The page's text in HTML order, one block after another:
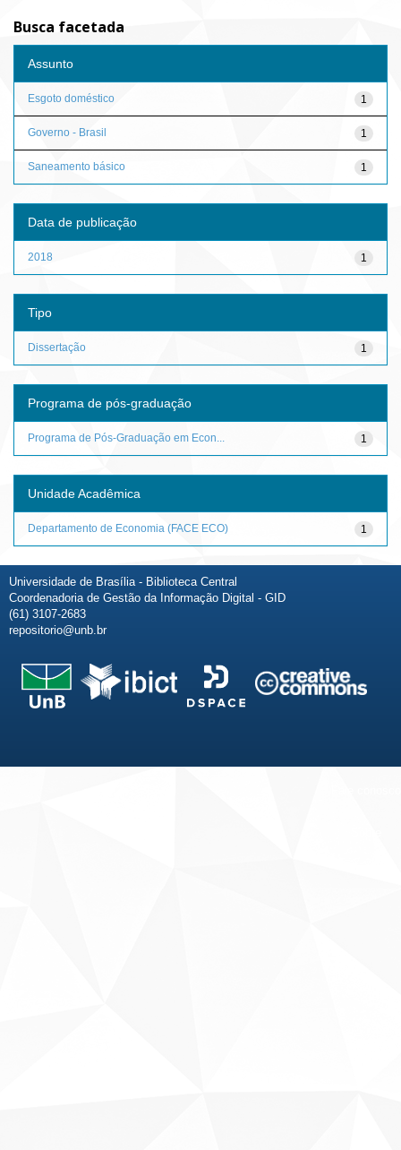
Busca facetada
Assunto
1
Esgoto doméstico
1
Governo - Brasil
1
Saneamento básico
Data de publicação
1
2018
Tipo
1
Dissertação
Programa de pós-graduação
1
Programa de Pós-Graduação em Econ...
Unidade Acadêmica
1
Departamento de Economia (FACE ECO)
Universidade de Brasília - Biblioteca Central
Coordenadoria de Gestão da Informação Digital - GID
(61) 3107-2683
repositorio@unb.br